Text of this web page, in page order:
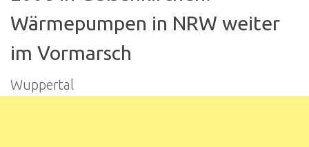
Wärmepumpen in NRW weiter
im Vormarsch
Wuppertal